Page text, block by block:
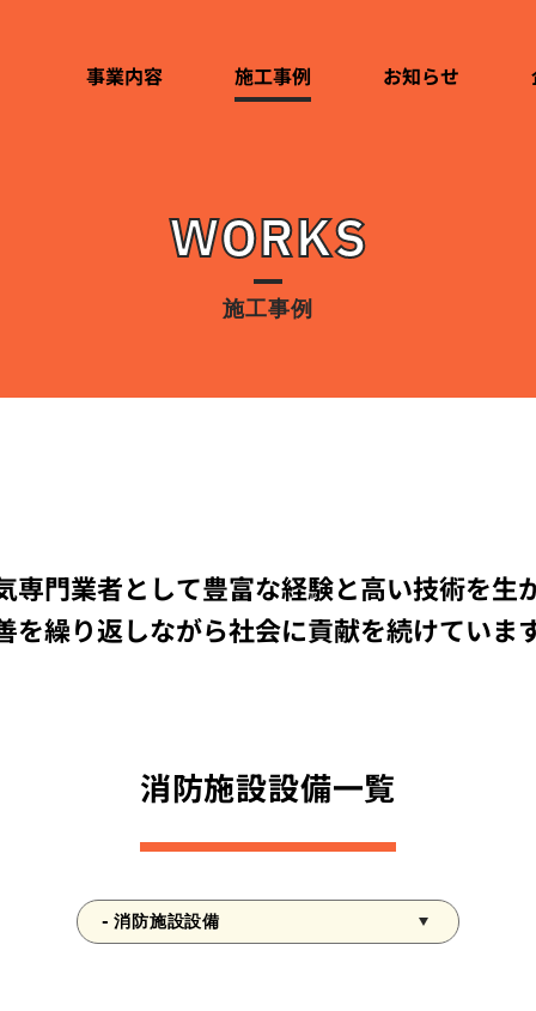
事業内容 施工事例 お知らせ
BUSINESS 事業内容
NEWS お知らせ
RECRUIT 採用情報
CONTACT お問い合わせ
WORKS
施工事例
専門業者として豊富な経験と高い技術を生
を繰り返しながら社会に貢献を続けています
消防施設設備一覧